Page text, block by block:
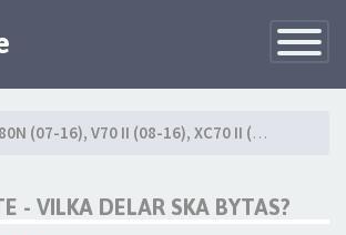
Toggle
(07-16), V70 II (08-16), XC70 II (08-16)
- VILKA DELAR SKA BYTAS?